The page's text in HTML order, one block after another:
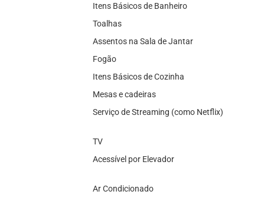
Itens Básicos de Banheiro
Toalhas
Assentos na Sala de Jantar
Fogão
Itens Básicos de Cozinha
Mesas e cadeiras
Serviço de Streaming (como Netflix)
TV
Acessível por Elevador
Ar Condicionado